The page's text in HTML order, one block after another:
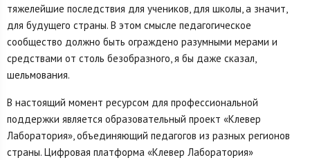
тяжелейшие последствия для учеников, для школы, а значит,
для будущего страны. В этом смысле педагогическое
сообщество должно быть ограждено разумными мерами и
средствами от столь безобразного, я бы даже сказал,
шельмования.
В настоящий момент ресурсом для профессиональной
поддержки является образовательный проект «Клевер
Лаборатория», объединяющий педагогов из разных регионов
страны. Цифровая платформа «Клевер Лаборатория»